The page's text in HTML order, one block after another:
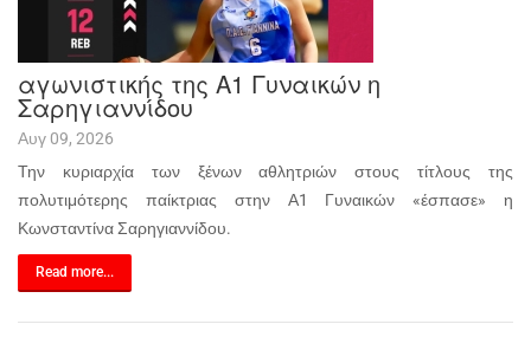
αγωνιστικής της Α1 Γυναικών η
Σαρηγιαννίδου
Αυγ 09, 2026
Την κυριαρχία των ξένων αθλητριών στους τίτλους της
πολυτιμότερης παίκτριας στην Α1 Γυναικών «έσπασε» η
Κωνσταντίνα Σαρηγιαννίδου.
Read more...